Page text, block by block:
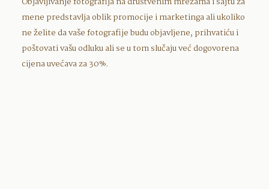
mene predstavlja oblik promocije i marketinga ali ukoliko
ne želite da vaše fotografije budu objavljene, prihvatiću i
poštovati vašu odluku ali se u tom slučaju već dogovorena
cijena uvećava za 30%.